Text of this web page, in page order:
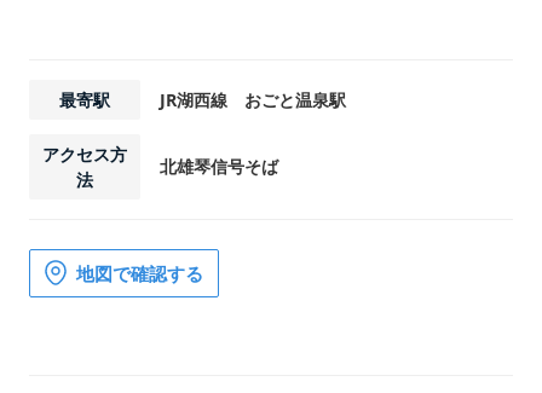
最寄駅 JR湖西線 おごと温泉駅
アクセス方
法
北雄琴信号そば
地図で確認する